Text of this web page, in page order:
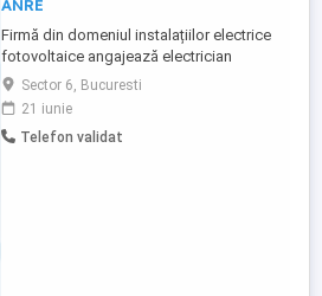
ANRE
Firmă din domeniul instalațiilor electrice
fotovoltaice angajează electrician
autorizat ANRE. Cerinte: - experiență în
instalații electrice - autorizație ANRE
valabilă - seriozitate și responsabilitate
Oferim: - salariu atractiv - contract de
Sector 6, Bucuresti
21 iunie
Telefon validat